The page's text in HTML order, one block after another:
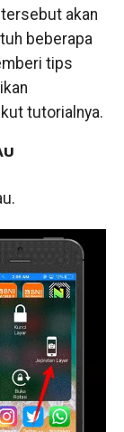
akan
beberapa
tips
tutorialnya.